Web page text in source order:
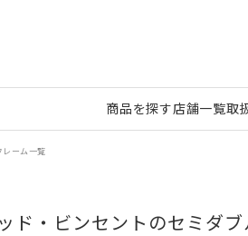
商品を探す店舗一覧取
レーム一覧
ド・ビンセントのセミダ